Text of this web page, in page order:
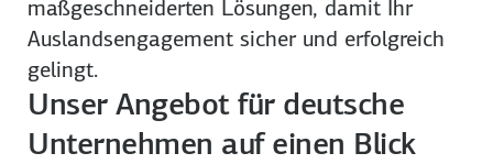
maßgeschneiderten Lösungen, damit Ihr
Auslandsengagement sicher und erfolgreich
gelingt.
Unser Angebot für deutsche
Unternehmen auf einen Blick